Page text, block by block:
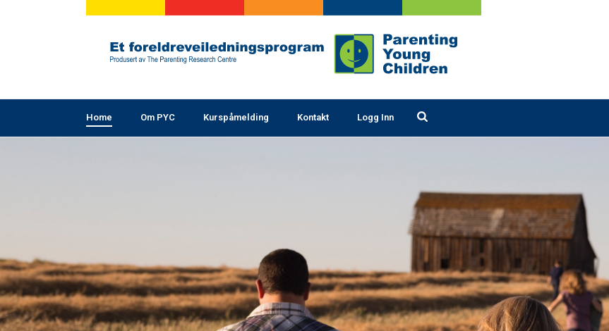
Home Om PYC Kurspåmelding Kontakt Logg Inn